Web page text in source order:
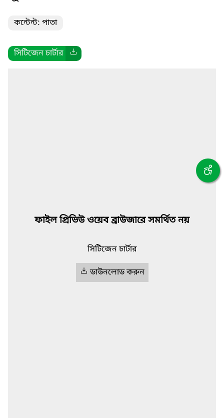
কন্টেন্ট: পাতা
সিটিজেন চার্টার
ফাইল প্রিভিউ ওয়েব ব্রাউজারে সমর্থিত নয়
সিটিজেন চার্টার
ডাউনলোড করুন